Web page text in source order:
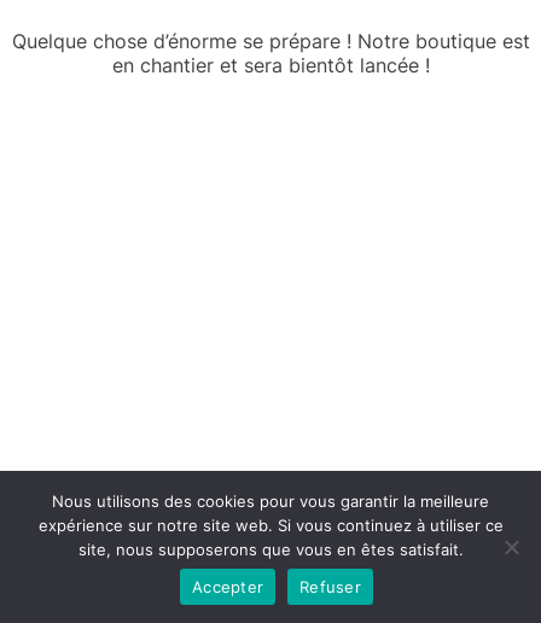
Quelque chose d’énorme se prépare ! Notre boutique est
en chantier et sera bientôt lancée !
Copyright © 2026la boutique mirabelle}.
Nous utilisons des cookies pour vous garantir la meilleure
expérience sur notre site web. Si vous continuez à utiliser ce
site, nous supposerons que vous en êtes satisfait.
Accepter
Refuser